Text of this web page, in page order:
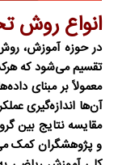
انواع روش
در حوزه آموزش،
تقسیم می‌شود که
معمولاً بر مبنای
آن‌ها اندازه‌گیری
مقایسه نتایج بین
و پژوهشگران کمک